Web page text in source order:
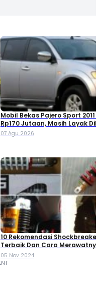
Mobil Bekas Pajero Sport 2011
Rp170 Jutaan, Masih Layak
07 Agu 2026
10 Rekomendasi
Terbaik Dan Cara
Mana?
05 Nov 2024